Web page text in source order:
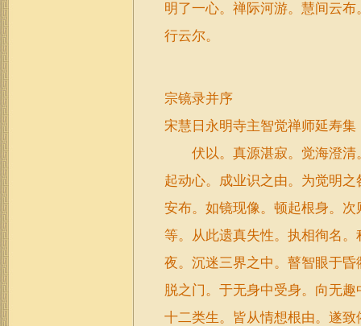
明了一心。禅际河游。慧间云
行云尔。
宗镜录并序
宋慧日永明寺主智觉禅师延寿集
伏以。真源湛寂。觉海澄清
起动心。成业识之由。为觉明
安布。如镜现像。顿起根身。
等。从此遗真失性。执相徇名
夜。沉迷三界之中。瞽智眼于
脱之门。于无身中受身。向无
十二类生。皆从情想根由。遂